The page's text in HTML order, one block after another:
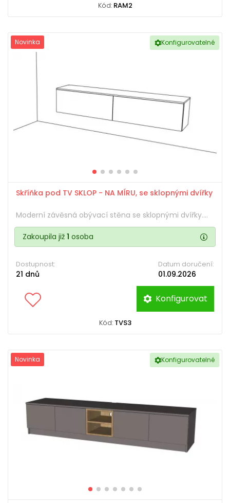
Kód: RAM2
Konfigurovatelné
Novinka
Skříňka pod TV SKLOP - NA MÍRU, se sklopnými dvířky
Moderní závěsná obývací stěna se sklopnými dvířky....
Zakoupila již 1 osoba
Dostupnost:
21 dnů
Datum doručení:
01.09.2026
Konfigurovat
Kód: TVS3
Konfigurovatelné
Novinka